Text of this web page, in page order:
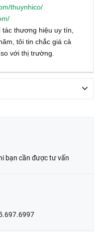
thuynhico/
thương hiệu uy tín,
tôi tin chắc giá cả
với thị trường.
bạn cần được tư vấn